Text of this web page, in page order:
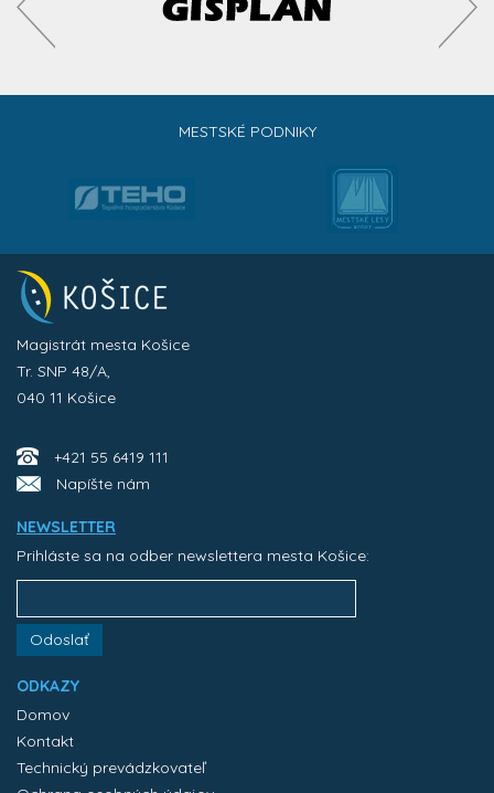
MESTSKÉ PODNIKY
Magistrát mesta Košice
Tr. SNP 48/A,
040 11 Košice
+421 55 6419 111
Napíšte nám
NEWSLETTER
Prihláste sa na odber newslettera mesta Košice:
Odoslať
ODKAZY
Domov
Kontakt
Technický prevádzkovateľ